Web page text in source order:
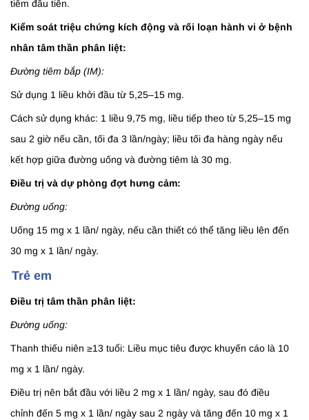
tiêm đầu tiên.
Kiểm soát triệu chứng kích động và rối loạn hành vi ở bệnh
nhân tâm thần phân liệt:
Đường tiêm bắp (IM):
Sử dụng 1 liều khởi đầu từ 5,25–15 mg.
Cách sử dụng khác: 1 liều 9,75 mg, liều tiếp theo từ 5,25–15 mg
sau 2 giờ nếu cần, tối đa 3 lần/ngày; liều tối đa hàng ngày nếu
kết hợp giữa đường uống và đường tiêm là 30 mg.
Điều trị và dự phòng đợt hưng cảm:
Đường uống:
Uống 15 mg x 1 lần/ ngày, nếu cần thiết có thể tăng liều lên đến
30 mg x 1 lần/ ngày.
Trẻ em
Điều trị tâm thần phân liệt:
Đường uống:
Thanh thiếu niên ≥13 tuổi: Liều mục tiêu được khuyến cáo là 10
mg x 1 lần/ ngày.
Điều trị nên bắt đầu với liều 2 mg x 1 lần/ ngày, sau đó điều
chỉnh đến 5 mg x 1 lần/ ngày sau 2 ngày và tăng đến 10 mg x 1